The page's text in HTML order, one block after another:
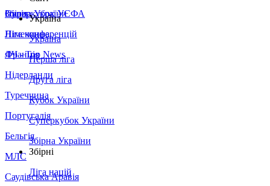
Збірна України
Італія
Німеччина
Франція
Нідерланди
Туреччина
Португалія
Бельгія
МЛС
Саудівська Аравія
Суперкубок УЄФА
Ліга конференцій
ЛЧ - Top News
Україна
Україна
Перша ліга
Друга ліга
Кубок України
Суперкубок України
Збірна України
Збірні
Ліга націй